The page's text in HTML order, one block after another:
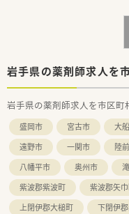
化や監査システム
ます。
■年間休日120日以
だわり、私生活と
す。
■経営基盤が安定し
心して長く働ける
求人です。
■研修費用の会社負
にどこでも通用す
オススメです。
岩手県の薬剤師求人を
岩手県の薬剤師求人を市区町
盛岡市 宮古市 大
遠野市
一関市 陸
八幡平市
奥州市
紫波郡紫波町
紫波郡矢
上閉伊郡大槌町
下閉伊